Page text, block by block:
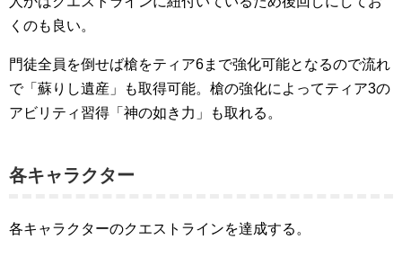
くのも良い。
門徒全員を倒せば槍をティア6まで強化可能となるので流れ
で「蘇りし遺産」も取得可能。槍の強化によってティア3の
アビリティ習得「神の如き力」も取れる。
各キャラクター
各キャラクターのクエストラインを達成する。